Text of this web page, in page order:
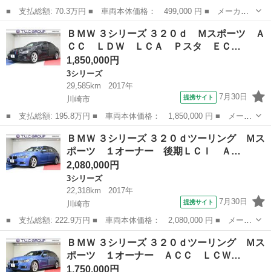
■ 支払総額: 70.3万円 ■ 車両本体価格： 499,000 円 ■ メーカー
名： ＢＭＷ ■ 車種名： Ｘ１ ■ グレード名： ｓＤｒｉｖｅ
１８ｉ ｉ－ｄｒｉｖｅ純正ＨＤＤナビ ＤＶＤ再生 録音サ－バ
－ ミラ－内蔵...
神奈川 川崎市
ＢＭＷ ３シリーズ ３２０ｄ Ｍスポーツ Ａ
ＣＣ ＬＤＷ ＬＣＡ Ｐスタ ＥＣ…
1,850,000円
3シリーズ
29,585km
2017年
川崎市
提携サイト 7月30日
■ 支払総額: 195.8万円 ■ 車両本体価格： 1,850,000 円 ■ メーカ
ー名： ＢＭＷ ■ 車種名： ３シリーズ ■ グレード名： ３２０
ｄ Ｍスポーツ ＡＣＣ ＬＤＷ ＬＣＡ Ｐスタ ＥＣＯ スポー
ツシート...
神奈川 川崎市
ＢＭＷ ３シリーズ ３２０ｄツーリング Ｍス
ポーツ １オーナー 後期ＬＣＩ Ａ…
2,080,000円
3シリーズ
22,318km
2017年
川崎市
提携サイト 7月30日
■ 支払総額: 222.9万円 ■ 車両本体価格： 2,080,000 円 ■ メーカ
ー名： ＢＭＷ ■ 車種名： ３シリーズ ■ グレード名： ３２０
ｄツーリング Ｍスポーツ １オーナー 後期ＬＣＩ ＡＣＣ ＬＣ
Ｗ 専用...
神奈川 川崎市 3シリーズ
ＢＭＷ ３シリーズ ３２０ｄツーリング Ｍス
ポーツ １オーナー ＡＣＣ ＬＣＷ…
1,750,000円